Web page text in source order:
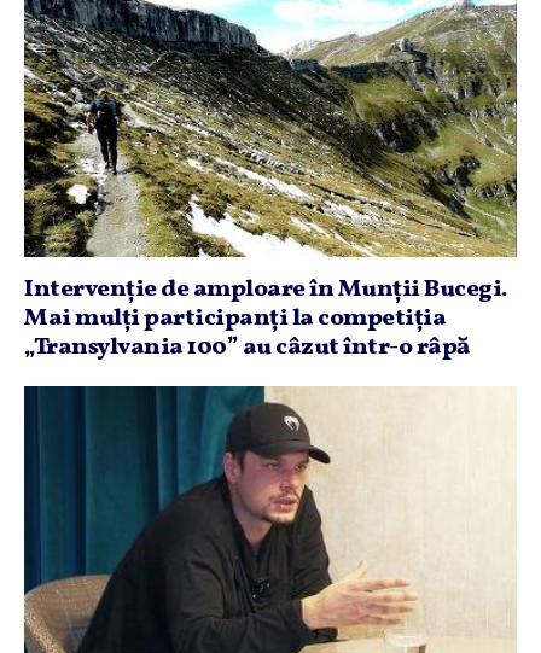
Intervenţie de amploare în Munţii Bucegi.
Mai mulţi participanţi la competiţia
„Transylvania 100” au câzut într-o râpă